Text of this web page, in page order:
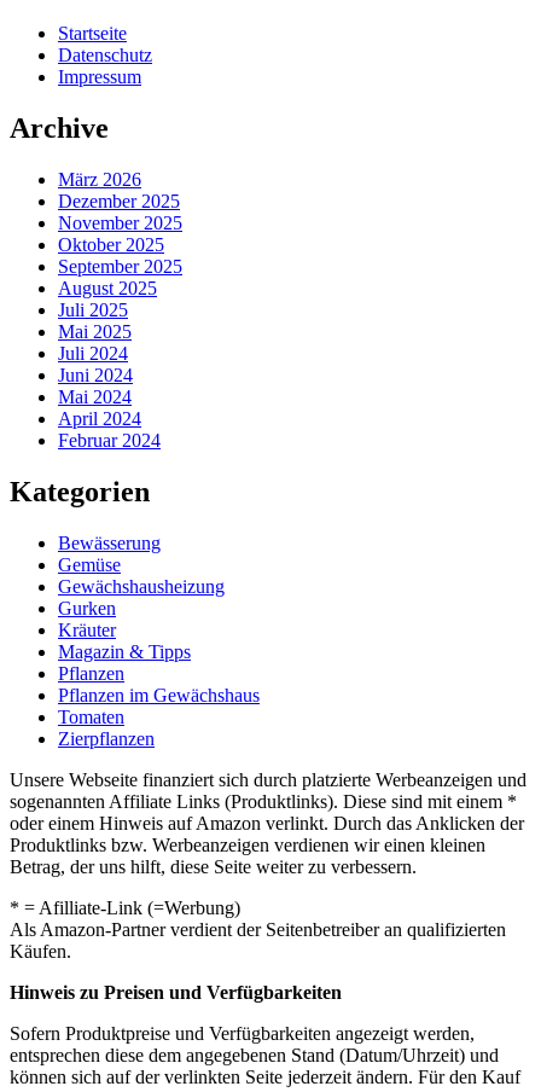
Startseite
Datenschutz
Impressum
Archive
März 2026
Dezember 2025
November 2025
Oktober 2025
September 2025
August 2025
Juli 2025
Mai 2025
Juli 2024
Juni 2024
Mai 2024
April 2024
Februar 2024
Kategorien
Bewässerung
Gemüse
Gewächshausheizung
Gurken
Kräuter
Magazin & Tipps
Pflanzen
Pflanzen im Gewächshaus
Tomaten
Zierpflanzen
Unsere Webseite finanziert sich durch platzierte Werbeanzeigen und
sogenannten Affiliate Links (Produktlinks). Diese sind mit einem *
oder einem Hinweis auf Amazon verlinkt. Durch das Anklicken der
Produktlinks bzw. Werbeanzeigen verdienen wir einen kleinen
Betrag, der uns hilft, diese Seite weiter zu verbessern.
* = Afilliate-Link (=Werbung)
Als Amazon-Partner verdient der Seitenbetreiber an qualifizierten
Käufen.
Hinweis zu Preisen und Verfügbarkeiten
Sofern Produktpreise und Verfügbarkeiten angezeigt werden,
entsprechen diese dem angegebenen Stand (Datum/Uhrzeit) und
können sich auf der verlinkten Seite jederzeit ändern. Für den Kauf